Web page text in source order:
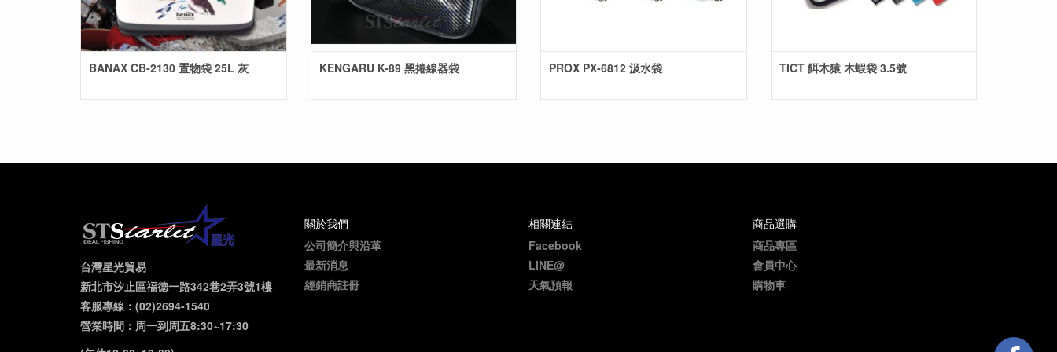
BANAX CB-2130 置物袋 25L 灰 KENGARU K-89 黑捲線器袋 PROX PX-6812 汲水袋 TICT 餌木猿 木蝦袋 3.5號
台灣星光貿易
新北市汐止區福德一路342巷2弄3號1樓
客服專線：(02)2694-1540
營業時間：周一到周五8:30~17:30
關於我們
公司簡介與沿革
最新消息
經銷商註冊
相關連結
Facebook
LINE@
天氣預報
商品選購
商品專區
會員中心
購物車